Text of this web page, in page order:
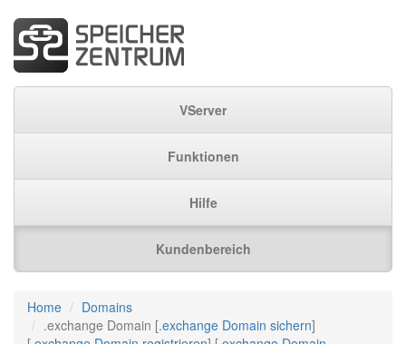
VServer
Funktionen
Hilfe
Kundenbereich
Home
Domains
.exchange Domain [.exchange Domain sichern]